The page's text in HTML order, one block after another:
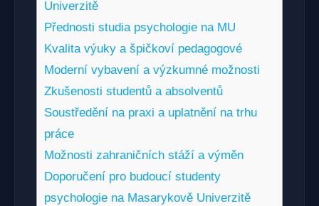
Univerzitě
Přednosti studia psychologie na MU
Kvalita výuky a špičkoví pedagogové
Moderní vybavení a výzkumné možnosti
Zkušenosti studentů a absolventů
Soustředění na praxi a uplatnění na trhu
práce
Možnosti zahraničních stáží a výměn
Doporučení pro budoucí studenty
psychologie na Masarykově Univerzitě